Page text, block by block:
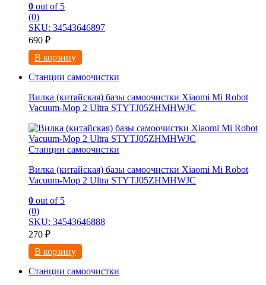
0 out of 5
(0)
SKU: 34543646897
690 ₽
В корзину
Станции самоочистки
Вилка (китайская) базы самоочистки Xiaomi Mi Robot
Vacuum-Mop 2 Ultra STYTJ05ZHMHWJC
Станции самоочистки
Вилка (китайская) базы самоочистки Xiaomi Mi Robot
Vacuum-Mop 2 Ultra STYTJ05ZHMHWJC
0 out of 5
(0)
SKU: 34543646888
270 ₽
В корзину
Станции самоочистки